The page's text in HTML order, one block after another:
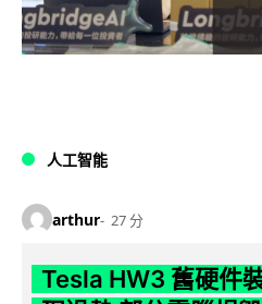
人工智能
arthur 27 分
Tesla HW3 舊硬件